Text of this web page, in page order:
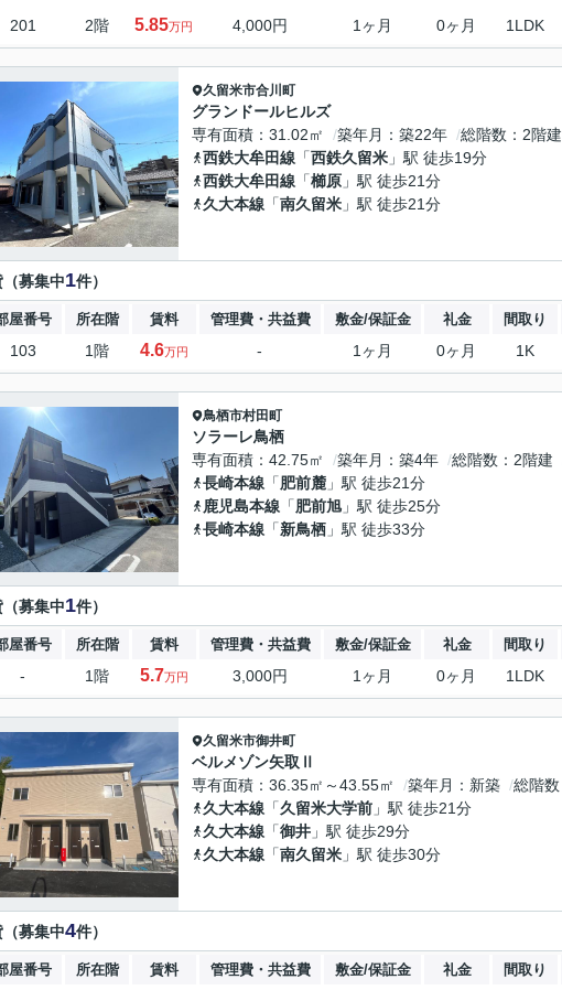
201 2階 5.85万円 4,000円 1ヶ月 0ヶ月 1LDK
久留米市合川町
グランドールヒルズ
専有面積
31.02㎡ 築年月 築22年 総階数 2階建
西鉄大牟田線 「西鉄久留米 」駅 徒歩19分
西鉄大牟田線 「櫛原 」駅 徒歩21分
久大本線 「南久留米 」駅 徒歩21分
募集中1件）
屋番号 所在階 賃料 管理費・共益費 敷金/保証金 礼金 間取り
103 1階 4.6万円 - 1ヶ月 0ヶ月 1K
鳥栖市村田町
ソラーレ鳥栖
専有面積
42.75㎡ 築年月 築4年 総階数 2階建
長崎本線 「肥前麓 」駅 徒歩21分
鹿児島本線 「肥前旭 」駅 徒歩25分
長崎本線 「新鳥栖 」駅 徒歩33分
募集中1件）
屋番号 所在階 賃料 管理費・共益費 敷金/保証金 礼金 間取り
- 1階 5.7万円 3,000円 1ヶ月 0ヶ月 1LDK
久留米市御井町
ベルメゾン矢取Ⅱ
専有面積
36.35㎡～43.55㎡ 築年月 新築 総階数
久大本線 「久留米大学前 」駅 徒歩21分
久大本線 「御井 」駅 徒歩29分
久大本線 「南久留米 」駅 徒歩30分
募集中4件）
屋番号 所在階 賃料 管理費・共益費 敷金/保証金 礼金 間取り